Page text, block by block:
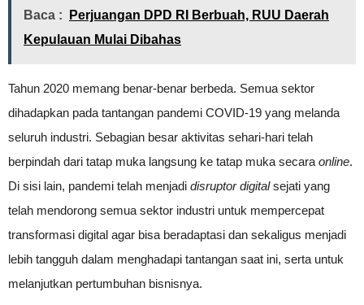
Baca :
Perjuangan DPD RI Berbuah, RUU Daerah
Kepulauan Mulai Dibahas
Tahun 2020 memang benar-benar berbeda. Semua sektor
dihadapkan pada tantangan pandemi COVID-19 yang melanda
seluruh industri. Sebagian besar aktivitas sehari-hari telah
berpindah dari tatap muka langsung ke tatap muka secara online.
Di sisi lain, pandemi telah menjadi disruptor digitalsejati yang
telah mendorong semua sektor industri untuk mempercepat
transformasi digital agar bisa beradaptasi dan sekaligus menjadi
lebih tangguh dalam menghadapi tantangan saat ini, serta untuk
melanjutkan pertumbuhan bisnisnya.